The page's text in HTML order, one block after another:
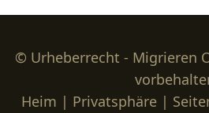
© Urheberrecht - Migrieren
Heim | Privatsphäre|